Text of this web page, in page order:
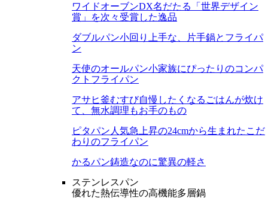
ワイドオーブンDX名だたる「世界デザイン
賞」を次々受賞した逸品
ダブルパン小回り上手な、片手鍋とフライパ
ン
天使のオールパン小家族にぴったりのコンパ
クトフライパン
アサヒ釜むすび自慢したくなるごはんが炊け
て、無水調理もお手のもの
ピタパン 人気急上昇の24cmから生まれたこだ
わりのフライパン
かるパン鋳造なのに驚異の軽さ
ステンレスパン
優れた熱伝導性の高機能多層鍋